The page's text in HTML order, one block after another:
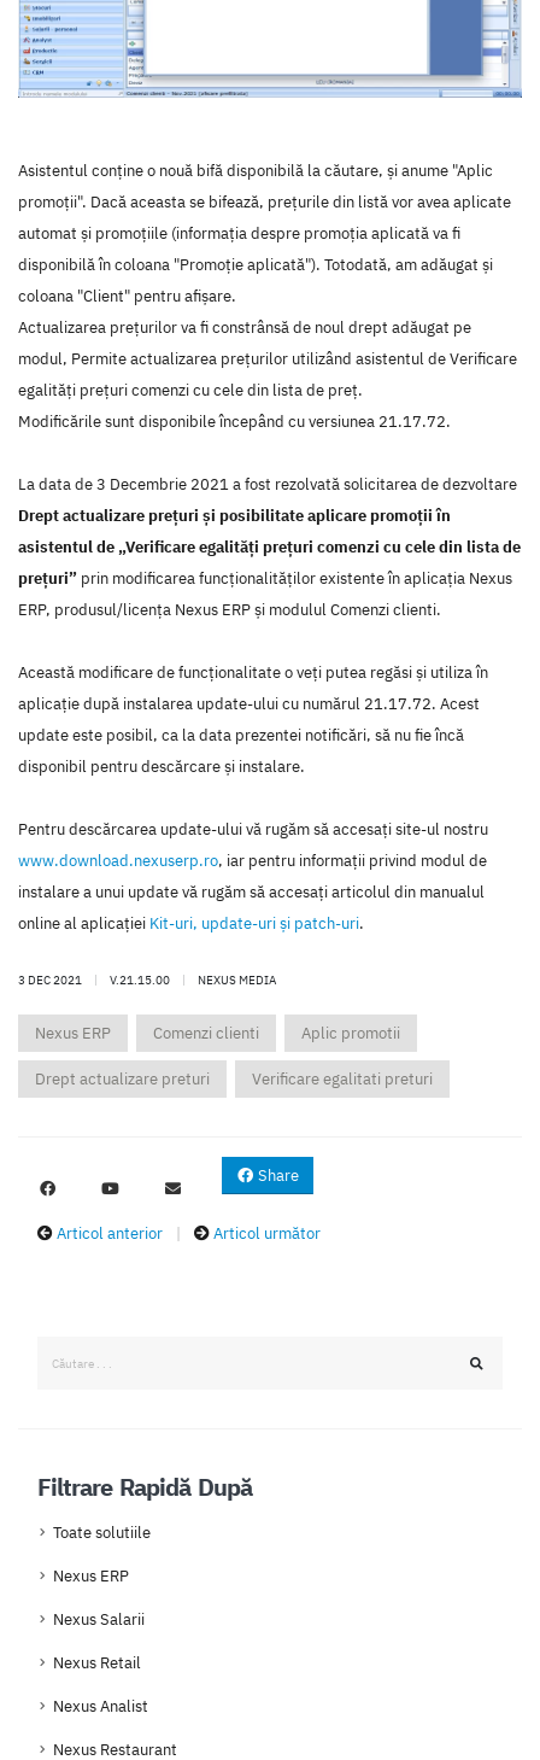
Asistentul conține o nouă bifă disponibilă la căutare, și anume "Aplic
promoții". Dacă aceasta se bifează, prețurile din listă vor avea aplicate
automat și promoțiile (informația despre promoția aplicată va fi
disponibilă în coloana "Promoție aplicată"). Totodată, am adăugat și
coloana "Client" pentru afișare.
Actualizarea prețurilor va fi constrânsă de noul drept adăugat pe
modul, Permite actualizarea prețurilor utilizând asistentul de Verificare
egalități prețuri comenzi cu cele din lista de preț.
Modificările sunt disponibile începând cu versiunea 21.17.72.
La data de 3 Decembrie 2021 a fost rezolvată solicitarea de dezvoltare
Drept actualizare prețuri și posibilitate aplicare promoții în
asistentul de „Verificare egalități prețuri comenzi cu cele din lista de
prețuri” prin modificarea funcţionalităţilor existente în aplicaţia Nexus
ERP, produsul/licenţa Nexus ERP şi modulul Comenzi clienti.
Această modificare de funcţionalitate o veţi putea regăsi şi utiliza în
aplicaţie după instalarea update-ului cu numărul 21.17.72. Acest
update este posibil, ca la data prezentei notificări, să nu fie încă
disponibil pentru descărcare şi instalare.
Pentru descărcarea update-ului vă rugăm să accesaţi site-ul nostru
www.download.nexuserp.ro, iar pentru informaţii privind modul de
instalare a unui update vă rugăm să accesaţi articolul din manualul
online al aplicaţiei Kit-uri, update-uri şi patch-uri.
3 DEC 2021 | V.21.15.00 | NEXUS MEDIA
Nexus ERP Comenzi clienti Aplic promotii
Drept actualizare preturi Verificare egalitati preturi
Share
Articol anterior | Articol următor
Filtrare Rapidă După
Toate solutiile
Nexus ERP
Nexus Salarii
Nexus Retail
Nexus Analist
Nexus Restaurant